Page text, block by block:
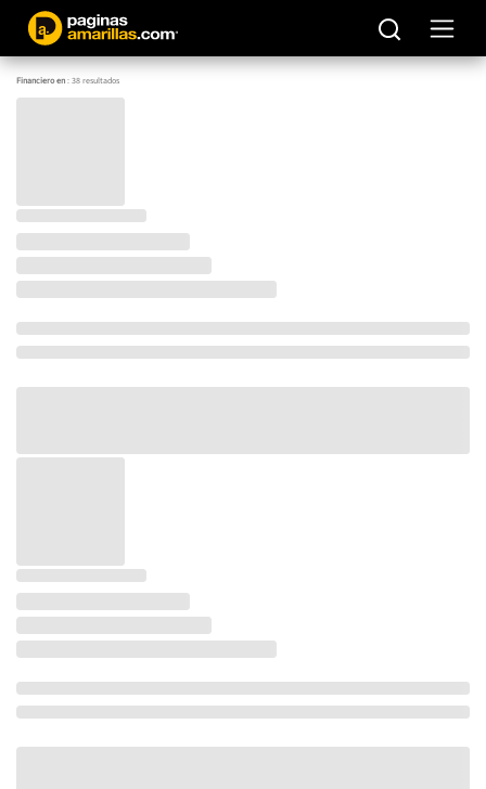
Financiero en:38resultados